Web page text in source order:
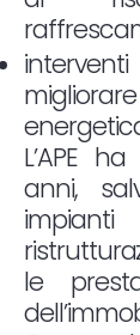
L’APE
anni,
le